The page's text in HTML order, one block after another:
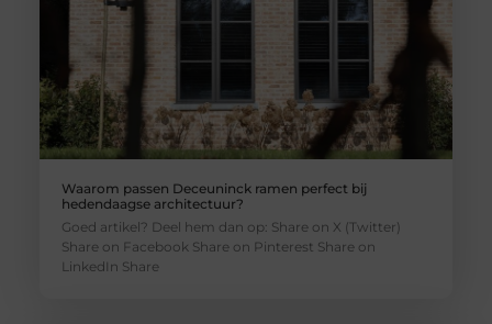
Waarom passen Deceuninck ramen perfect bij
hedendaagse architectuur?
Goed artikel? Deel hem dan op: Share on X (Twitter)
Share on Facebook Share on Pinterest Share on
LinkedIn Share